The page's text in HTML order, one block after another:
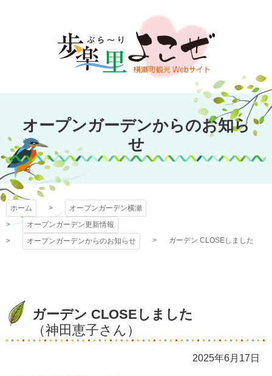
文
キ
プ
オープンガーデン
横瀬
オープンガーデンからのお知ら
せ
ホーム
オープンガーデン横瀬
オープンガーデン更新情報
オープンガーデンからのお知らせ
ガーデン CLOSEしました
ガーデン CLOSEしました
（神田恵子さん）
2025年6月17日